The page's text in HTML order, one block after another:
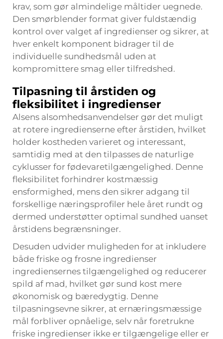
krav, som gør almindelige måltider uegnede.
Den smørblender format giver fuldstændig
kontrol over valget af ingredienser og sikrer, at
hver enkelt komponent bidrager til de
individuelle sundhedsmål uden at
kompromittere smag eller tilfredshed.
Tilpasning til årstiden og
fleksibilitet i ingredienser
Alsens alsomhedsanvendelser gør det muligt
at rotere ingredienserne efter årstiden, hvilket
holder kostheden varieret og interessant,
samtidig med at den tilpasses de naturlige
cyklusser for fødevaretilgængelighed. Denne
fleksibilitet forhindrer kostmæssig
ensformighed, mens den sikrer adgang til
forskellige næringsprofiler hele året rundt og
dermed understøtter optimal sundhed uanset
årstidens begrænsninger.
Desuden udvider muligheden for at inkludere
både friske og frosne ingredienser
ingrediensernes tilgængelighed og reducerer
spild af mad, hvilket gør sund kost mere
økonomisk og bæredygtig. Denne
tilpasningsevne sikrer, at ernæringsmæssige
mål forbliver opnåelige, selv når foretrukne
friske ingredienser ikke er tilgængelige eller er